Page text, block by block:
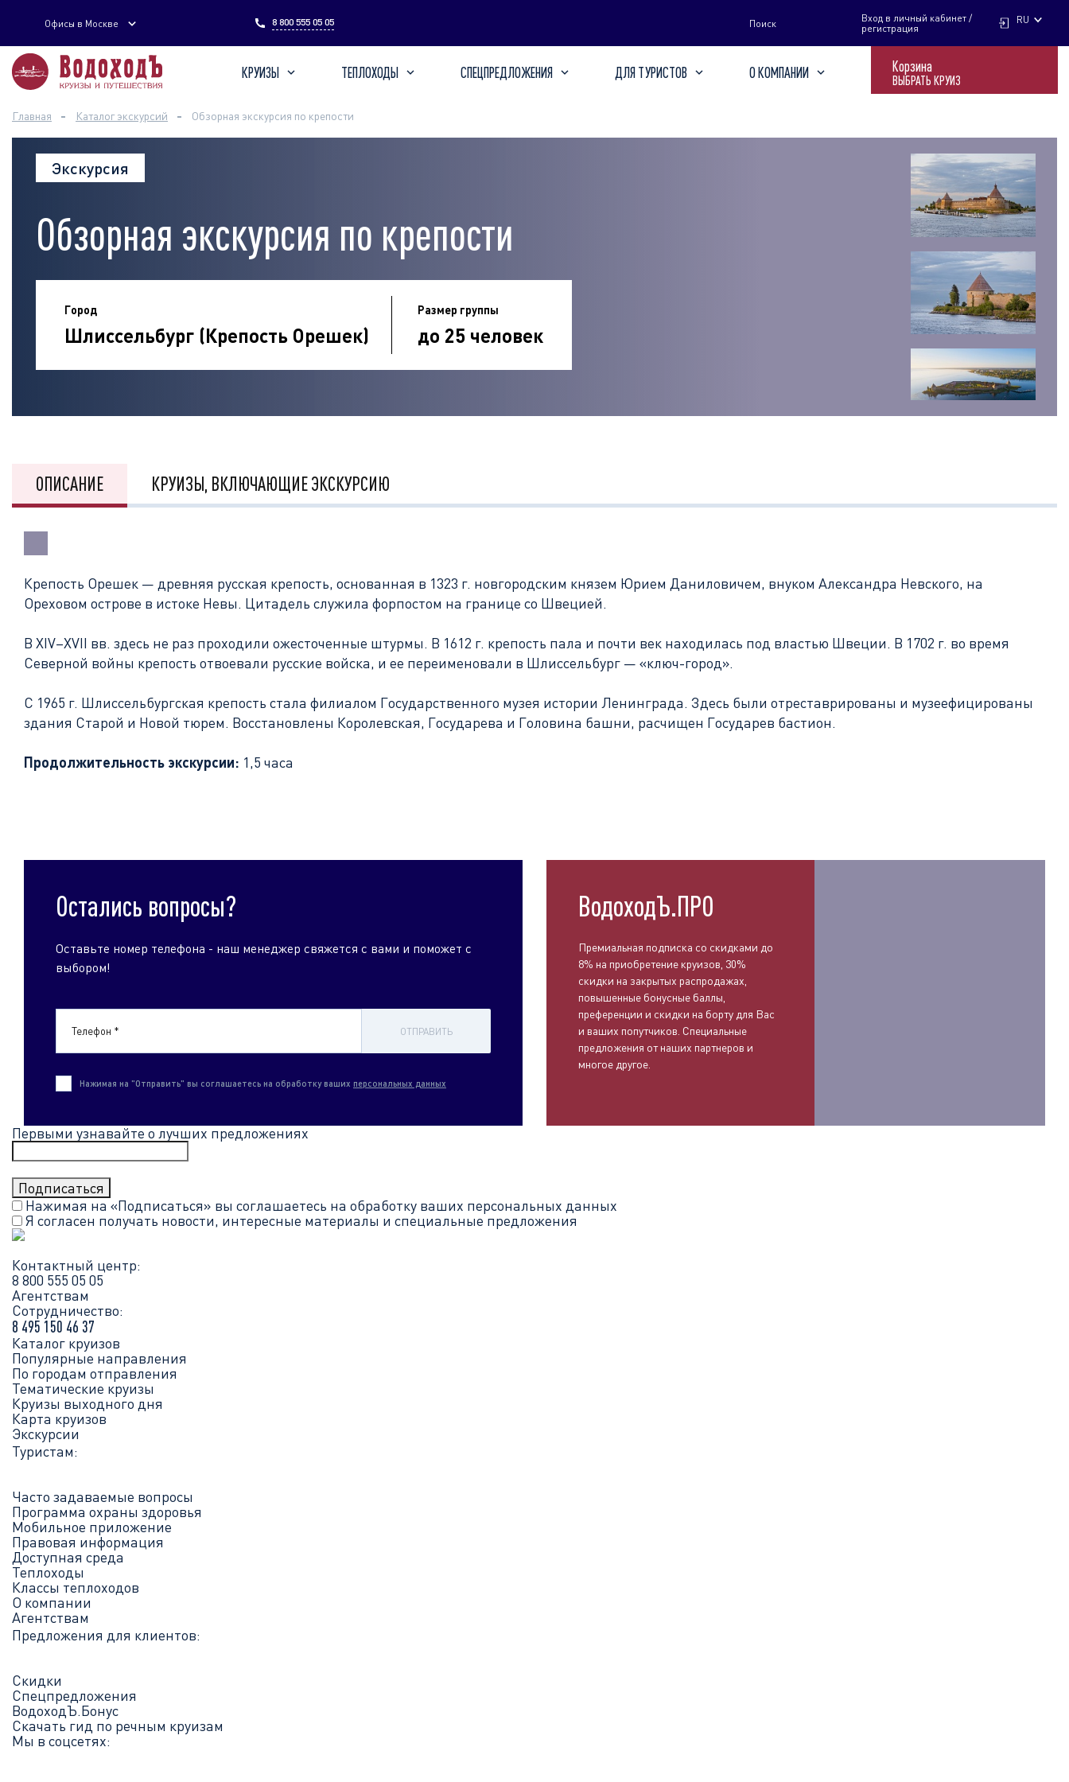
Офисы в Москве 8 800 555 05 05 Поиск
Вход в личный кабинет /
регистрация
RU
КРУИЗЫ ТЕПЛОХОДЫ СПЕЦПРЕДЛОЖЕНИЯ ДЛЯ ТУРИСТОВ О КОМПАНИИ Корзина
ВЫБРАТЬ КРУИЗ
Введите поисковый запрос
Главная Каталог экскурсий Обзорная экскурсия по крепости
Экскурсия
Обзорная экскурсия по крепости
Город
Шлиссельбург (Крепость Орешек)
Размер группы
до 25 человек
ОПИСАНИЕ КРУИЗЫ, ВКЛЮЧАЮЩИЕ ЭКСКУРСИЮ
Крепость Орешек — древняя русская крепость, основанная в 1323 г. новгородским князем Юрием Даниловичем, внуком Александра Невского, на
Ореховом острове в истоке Невы. Цитадель служила форпостом на границе со Швецией.
В XIV–XVII вв. здесь не раз проходили ожесточенные штурмы. В 1612 г. крепость пала и почти век находилась под властью Швеции. В 1702 г. во время
Северной войны крепость отвоевали русские войска, и ее переименовали в Шлиссельбург — «ключ-город».
С 1965 г. Шлиссельбургская крепость стала филиалом Государственного музея истории Ленинграда. Здесь были отреставрированы и музеефицированы
здания Старой и Новой тюрем. Восстановлены Королевская, Государева и Головина башни, расчищен Государев бастион.
Продолжительность экскурсии: 1,5 часа
Остались вопросы?
Оставьте номер телефона - наш менеджер свяжется с вами и поможет с
выбором!
Телефон * ОТПРАВИТЬ
Нажимая на "Отправить" вы соглашаетесь на обработку ваших персональных данных
ВодоходЪ.ПРО
Премиальная подписка со скидками до
8% на приобретение круизов, 30%
скидки на закрытых распродажах,
повышенные бонусные баллы,
преференции и скидки на борту для Вас
и ваших попутчиков. Специальные
предложения от наших партнеров и
многое другое.
Первыми узнавайте о лучших предложениях
Нажимая на «Подписаться» вы соглашаетесь на обработку ваших персональных данных
Я согласен получать новости, интересные материалы и специальные предложения
Контактный центр:
8 800 555 05 05
Агентствам
Сотрудничество:
8 495 150 46 37
Каталог круизов
Популярные направления
По городам отправления
Тематические круизы
Круизы выходного дня
Карта круизов
Экскурсии
Туристам:
Часто задаваемые вопросы
Программа охраны здоровья
Мобильное приложение
Правовая информация
Доступная среда
Теплоходы
Классы теплоходов
О компании
Агентствам
Предложения для клиентов:
Скидки
Спецпредложения
ВодоходЪ.Бонус
Скачать гид по речным круизам
Мы в соцсетях: